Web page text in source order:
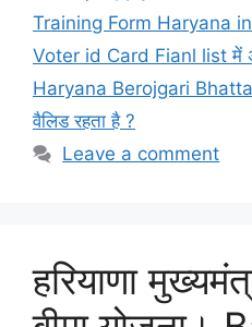
Training Form Haryana
Voter id Card Fianl list में
Haryana Berojgari Bhatta
वैलिड रहता है ?
Leave a comment
हरियाणा